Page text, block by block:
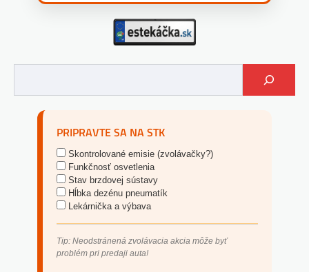
PRIPRAVTE SA NA STK
Skontrolované emisie (zvolávačky?)
Funkčnosť osvetlenia
Stav brzdovej sústavy
Hĺbka dezénu pneumatík
Lekárnička a výbava
Tip: Neodstránená zvolávacia akcia môže byť
problém pri predaji auta!